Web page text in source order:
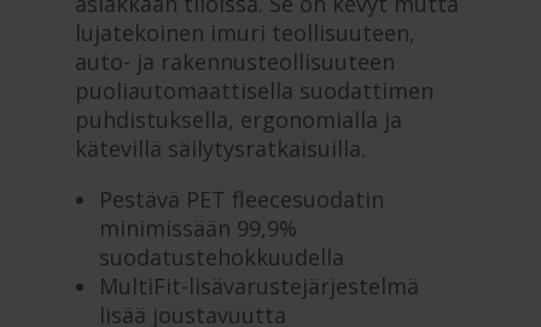
lujatekoinen imuri teollisuuteen,
auto- ja rakennusteollisuuteen
puoliautomaattisella suodattimen
puhdistuksella, ergonomialla ja
kätevillä säilytysratkaisuilla.
Pestävä PET fleecesuodatin
minimissään 99,9%
suodatustehokkuudella
MultiFit-lisävarustejärjestelmä
lisää joustavuutta